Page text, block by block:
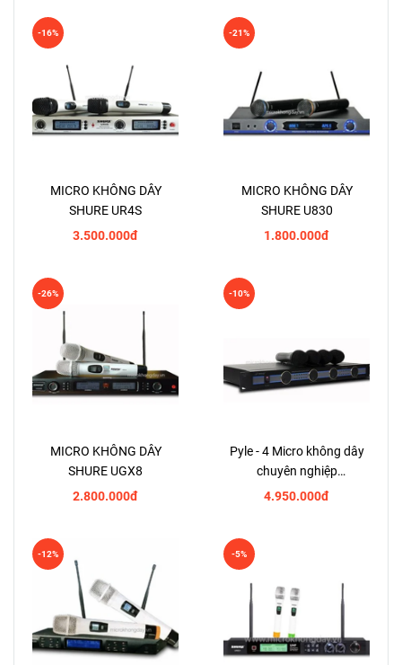
MICRO KHÔNG DÂY
SHURE UR4S
3.500.000đ
-16%
MICRO KHÔNG DÂY
SHURE U830
1.800.000đ
-21%
MICRO KHÔNG DÂY
SHURE UGX8
2.800.000đ
-26%
Pyle - 4 Micro không dây
chuyên nghiệp
PDWM5000
4.950.000đ
-10%
-12% -5%